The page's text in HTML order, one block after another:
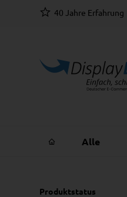
40 Jahre Erfahrung
Alle
Produktstatus